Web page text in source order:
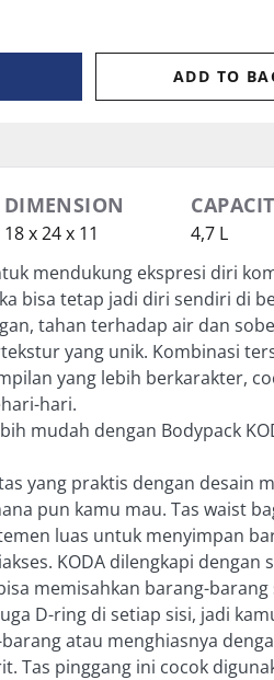
ADD TO
DIMENSION
18 x 24 x 11
4,7 L
mendukung ekspresi diri
bisa tetap jadi diri sendiri di
tahan terhadap air dan
yang unik. Kombinasi
yang lebih berkarakter,
hari.
mudah dengan Bodypack
yang praktis dengan desain
pun kamu mau. Tas waist
luas untuk menyimpan
KODA dilengkapi dengan
memisahkan barang-barang
D-ring di setiap sisi, jadi
atau menghiasnya
Tas pinggang ini cocok